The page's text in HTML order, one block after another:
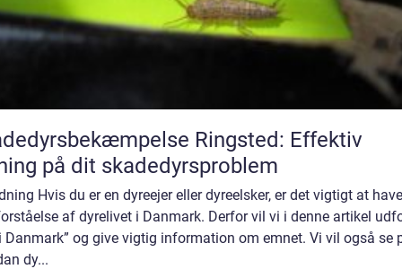
Ringsted: Effektiv
på dit skadedyrsproblem
Hvis du er en dyreejer eller dyreelsker, er det vigtigt at
af dyrelivet i Danmark. Derfor vil vi i denne artikel
Danmark” og give vigtig information om emnet. Vi vil også se
dy...